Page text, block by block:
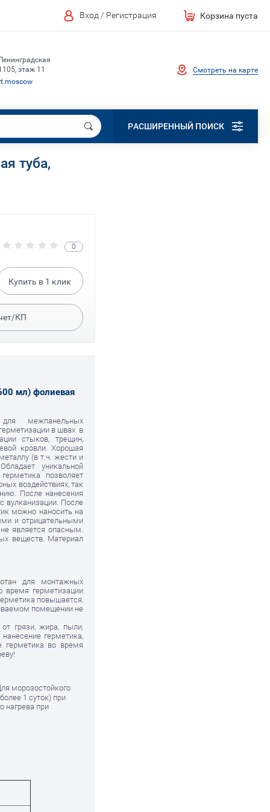
Вход / Регистрация Корзина пуста
этаж 11
Смотреть на карте
РАСШИРЕННЫЙ ПОИСК
туба,
0
Купить в 1 клик
КП
мл) фолиевая
для межпанельных
в швах в
стыков, трещин,
кровли. Хорошая
(в т.ч. жести и
уникальной
позволяет
воздействиях, так
После нанесения
вулканизации. После
можно наносить на
и отрицательными
является опасным.
веществ. Материал
для монтажных
время герметизации
повышается,
помещении не
грязи, жира, пыли,
герметика,
герметика во время
морозостойкого
1 суток) при
нагрева при